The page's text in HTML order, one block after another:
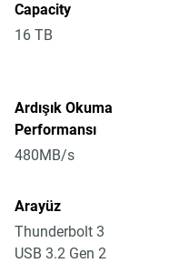
Capacity
16 TB
Ardışık Okuma
Performansı
480MB/s
Arayüz
Thunderbolt 3
USB 3.2 Gen 2